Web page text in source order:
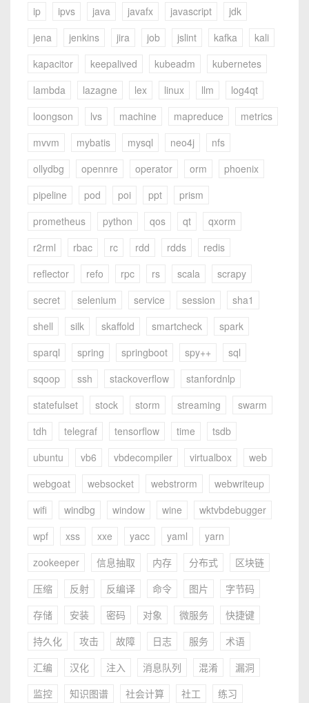
ip
ipvs java javafx javascript
jdk
jena
jenkins jira job jslint kafka
kali
kapacitor
keepalived kubeadm
kubernetes
lambda
lazagne lex linux llm
log4qt
loongson
lvs machine mapreduce
metrics
mvvm
mybatis mysql neo4j
nfs
ollydbg
opennre operator orm
phoenix
pipeline
pod poi ppt
prism
prometheus
python qos qt
qxorm
r2rml
rbac rc rdd rdds
redis
reflector
refo rpc rs scala
scrapy
secret
selenium service session
sha1
shell
silk skaffold smartcheck
spark
sparql
spring springboot spy++
sql
sqoop
ssh stackoverflow
stanfordnlp
statefulset
stock storm streaming
swarm
tdh
telegraf tensorflow time
tsdb
ubuntu
vb6 vbdecompiler virtualbox
web
webgoat
websocket webstrorm
webwriteup
wifi
windbg window wine
wktvbdebugger
wpf
xss xxe yacc yaml
yarn
zookeeper
信息抽取 内存 分布式
区块链
压缩
反射 反编译 命令 图片
字节码
存储
安装 密码 对象 微服务
快捷键
持久化
攻击 故障 日志 服务
术语
汇编
汉化 注入 消息队列 混淆
漏洞
监控
知识图谱 社会计算 社工 练习